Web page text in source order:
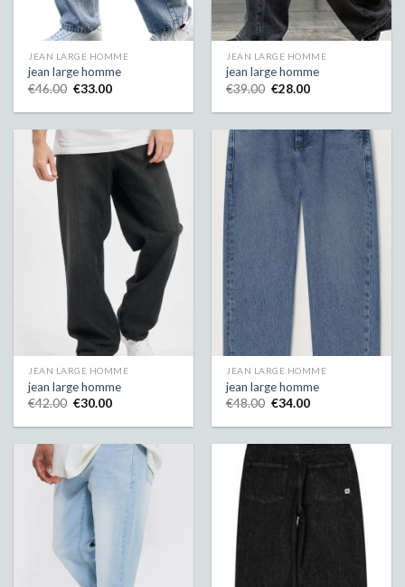
JEAN LARGE HOMME
jean large homme
€46.00 €33.00
JEAN LARGE HOMME
jean large homme
€39.00 €28.00
JEAN LARGE HOMME
jean large homme
€42.00 €30.00
JEAN LARGE HOMME
jean large homme
€48.00 €34.00